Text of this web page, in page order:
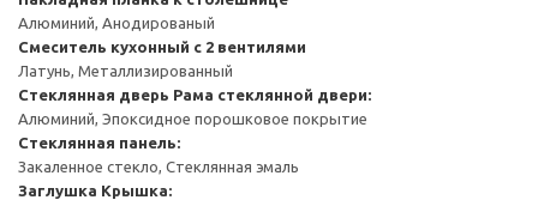
Алюминий, Анодированый
Смеситель кухонный с 2 вентилями
Латунь, Металлизированный
Стеклянная дверь Рама стеклянной двери:
Алюминий, Эпоксидное порошковое покрытие
Стеклянная панель:
Закаленное стекло, Стеклянная эмаль
Заглушка Крышка: